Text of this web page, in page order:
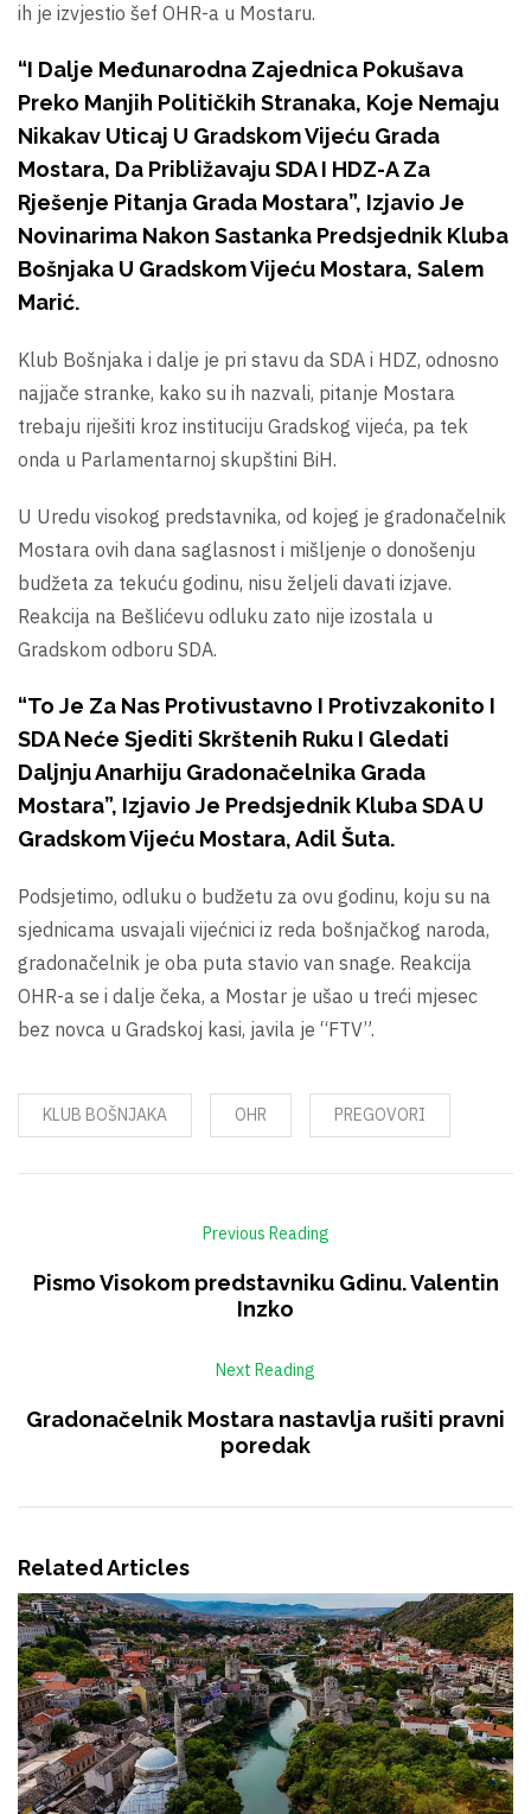
ih je izvjestio šef OHR-a u Mostaru.
“I Dalje Međunarodna Zajednica Pokušava
Preko Manjih Političkih Stranaka, Koje Nemaju
Nikakav Uticaj U Gradskom Vijeću Grada
Mostara, Da Približavaju SDA I HDZ-A Za
Rješenje Pitanja Grada Mostara”, Izjavio Je
Novinarima Nakon Sastanka Predsjednik Kluba
Bošnjaka U Gradskom Vijeću Mostara, Salem
Marić.
Klub Bošnjaka i dalje je pri stavu da SDA i HDZ, odnosno
najjače stranke, kako su ih nazvali, pitanje Mostara
trebaju riješiti kroz instituciju Gradskog vijeća, pa tek
onda u Parlamentarnoj skupštini BiH.
U Uredu visokog predstavnika, od kojeg je gradonačelnik
Mostara ovih dana saglasnost i mišljenje o donošenju
budžeta za tekuću godinu, nisu željeli davati izjave.
Reakcija na Bešlićevu odluku zato nije izostala u
Gradskom odboru SDA.
“To Je Za Nas Protivustavno I Protivzakonito I
SDA Neće Sjediti Skrštenih Ruku I Gledati
Daljnju Anarhiju Gradonačelnika Grada
Mostara”, Izjavio Je Predsjednik Kluba SDA U
Gradskom Vijeću Mostara, Adil Šuta.
Podsjetimo, odluku o budžetu za ovu godinu, koju su na
sjednicama usvajali vijećnici iz reda bošnjačkog naroda,
gradonačelnik je oba puta stavio van snage. Reakcija
OHR-a se i dalje čeka, a Mostar je ušao u treći mjesec
bez novca u Gradskoj kasi, javila je “FTV”.
KLUB BOŠNJAKA OHR PREGOVORI
Previous Reading
Pismo Visokom predstavniku Gdinu. Valentin
Inzko
Next Reading
Gradonačelnik Mostara nastavlja rušiti pravni
poredak
Related Articles